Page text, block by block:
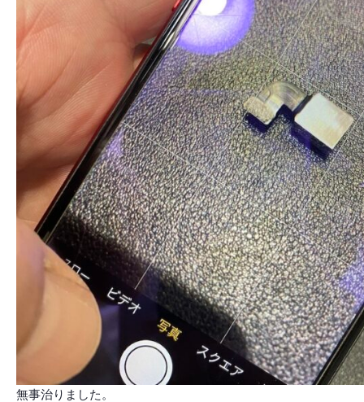
無事治りました。